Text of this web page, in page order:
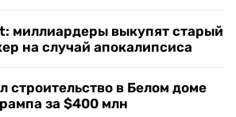
миллиардеры выкупят старый
на случай апокалипсиса
строительство в Белом доме
за $400 млн